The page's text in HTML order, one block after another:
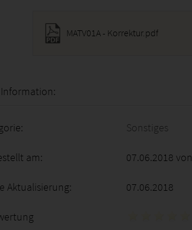
MATV01A - Korrektur.pdf
Sonstiges
am: 07.06.2018 von
Aktualisierung: 07.06.2018